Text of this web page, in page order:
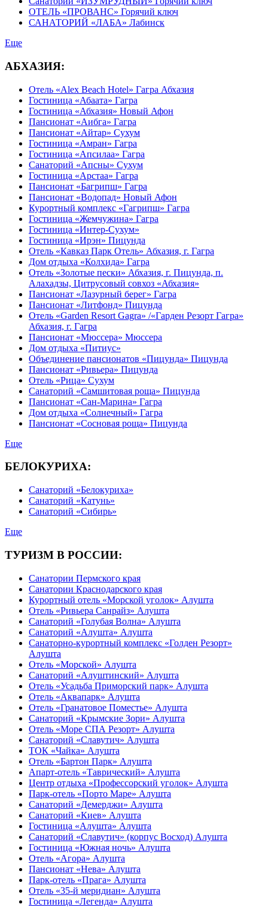
ОТЕЛЬ «ПРОВАНС» Горячий ключ
САНАТОРИЙ «ЛАБА» Лабинск
Еще
АБХАЗИЯ:
Отель «Alex Beach Hotel» Гагра Абхазия
Гостиница «Абаата» Гагра
Гостиница «Абхазия» Новый Афон
Пансионат «Аибга» Гагра
Пансионат «Айтар» Сухум
Гостиница «Амран» Гагра
Гостиница «Апсилаа» Гагра
Санаторий «Апсны» Сухум
Гостиница «Арстаа» Гагра
Пансионат «Багрипш» Гагра
Пансионат «Водопад» Новый Афон
Курортный комплекс «Гагрипш» Гагра
Гостиница «Жемчужина» Гагра
Гостиница «Интер-Сухум»
Гостиница «Ирэн» Пицунда
Отель «Кавказ Парк Отель» Абхазия, г. Гагра
Дом отдыха «Колхида» Гагра
Отель «Золотые пески» Абхазия, г. Пицунда, п.
Алахадзы, Цитрусовый совхоз «Абхазия»
Пансионат «Лазурный берег» Гагра
Пансионат «Литфонд» Пицунда
Отель «Garden Resort Gagra» /«Гарден Резорт Гагра»
Абхазия, г. Гагра
Пансионат «Мюссера» Мюссера
Дом отдыха «Питиус»
Объединение пансионатов «Пицунда» Пицунда
Пансионат «Ривьера» Пицунда
Отель «Рица» Сухум
Санаторий «Самшитовая роща» Пицунда
Пансионат «Сан-Марина» Гагра
Дом отдыха «Солнечный» Гагра
Пансионат «Сосновая роща» Пицунда
Еще
БЕЛОКУРИХА:
Санаторий «Белокуриха»
Санаторий «Катунь»
Санаторий «Сибирь»
Еще
ТУРИЗМ В РОССИИ:
Санатории Пермского края
Санатории Краснодарского края
Курортный отель «Морской уголок» Алушта
Отель «Ривьера Санрайз» Алушта
Санаторий «Голубая Волна» Алушта
Санаторий «Алушта» Алушта
Санаторно-курортный комплекс «Голден Резорт»
Алушта
Отель «Морской» Алушта
Санаторий «Алуштинский» Алушта
Отель «Усадьба Приморский парк» Алушта
Отель «Аквапарк» Алушта
Отель «Гранатовое Поместье» Алушта
Санаторий «Крымские Зори» Алушта
Отель «Море СПА Резорт» Алушта
Санаторий «Славутич» Алушта
ТОК «Чайка» Алушта
Отель «Бартон Парк» Алушта
Апарт-отель «Таврический» Алушта
Центр отдыха «Профессорский уголок» Алушта
Парк-отель «Порто Маре» Алушта
Санаторий «Демерджи» Алушта
Санаторий «Киев» Алушта
Гостиница «Алушта» Алушта
Санаторий «Славутич» (корпус Восход) Алушта
Гостиница «Южная ночь» Алушта
Отель «Агора» Алушта
Пансионат «Нева» Алушта
Парк-отель «Прага» Алушта
Отель «35-й меридиан» Алушта
Гостиница «Легенда» Алушта